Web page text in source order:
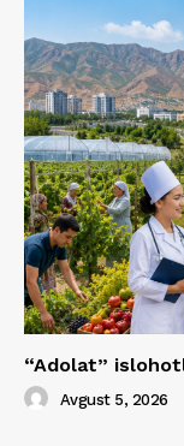
“Adolat”
Avgust 5, 2026